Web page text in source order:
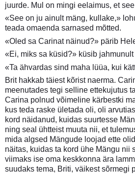
juurde. Mul on mingi eelaimus, et
«See on ju ainult mäng, kullake,»
teada omaenda sarnased mõtted.
«Oled sa Carinat näinud?» pärib
«Ei, miks sa küsid?» küsib
«Ta ähvardas sind maha lüüa, kui
Brit hakkab täiest kõrist naerma.
meenutades tegi selline ettekujutus
Carina polnud võimeline kärbestki
kus teda raske ületada oli, oli
kord näidanud, kuidas suurtesse
ning seal ühtteist muuta nii, et
mida algsed Mängude loojad ette
näitas, kuidas ta kord ühe Mängu nii
viimaks ise oma keskkonna ära
suudaks tema, Briti, väikest sõrmegi